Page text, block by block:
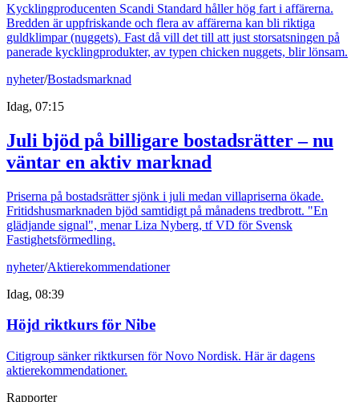
Kycklingproducenten Scandi Standard håller hög fart i affärerna.
Bredden är uppfriskande och flera av affärerna kan bli riktiga
guldklimpar (nuggets). Fast då vill det till att just storsatsningen på
panerade kycklingprodukter, av typen chicken nuggets, blir lönsam.
nyheter/Bostadsmarknad
Idag, 07:15
Juli bjöd på billigare bostadsrätter – nu
väntar en aktiv marknad
Priserna på bostadsrätter sjönk i juli medan villapriserna ökade.
Fritidshusmarknaden bjöd samtidigt på månadens tredbrott. "En
glädjande signal", menar Liza Nyberg, tf VD för Svensk
Fastighetsförmedling.
nyheter/Aktierekommendationer
Idag, 08:39
Höjd riktkurs för Nibe
Citigroup sänker riktkursen för Novo Nordisk. Här är dagens
aktierekommendationer.
Rapporter